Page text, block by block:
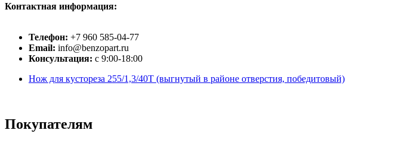
Контактная информация:
Телефон: +7 960 585-04-77
Email: info@benzopart.ru
Консультация: с 9:00-18:00
Нoж для кустореза 255/1,3/40Т (выгнутый в районе отверстия, победитовый)
Покупателям